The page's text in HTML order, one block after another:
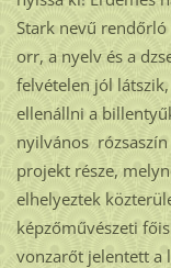
Stark nevű rendőrló
orr, a nyelv és a
felvételen jól
ellenállni a
nyilvános
projekt része,
elhelyeztek
képzőművészeti
vonzarőt jelentett a